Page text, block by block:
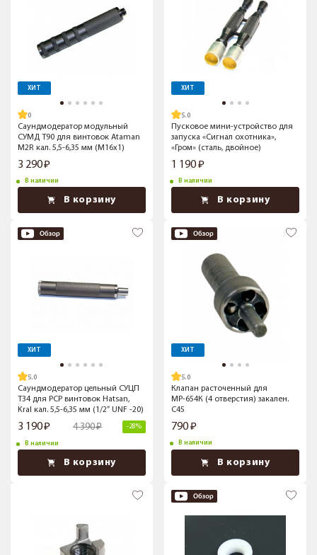
ХИТ
Саундмодератор модульный
СУМД Т90 для винтовок Ataman
M2R кал. 5,5-6,35 мм (M16x1)
3 290
В наличии
В корзину
ХИТ
5.0
Пусковое мини-устройство для
запуска «Сигнал охотника»,
«Гром» (сталь, двойное)
1 190
В наличии
В корзину
ХИТ
5.0
Саундмодератор цельный СУЦП
Т34 для PCP винтовок Hatsan,
Kral кал. 5,5-6,35 мм (1/2” UNF -20)
3 190 4 390 -28%
В наличии
В корзину
ХИТ
5.0
Клапан расточенный для
МР-654К (4 отверстия) закален.
С45
790
В наличии
В корзину